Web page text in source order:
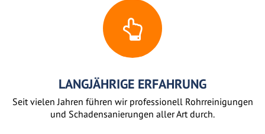
LANGJÄHRIGE ERFAHRUNG
Seit vielen Jahren führen wir professionell Rohrreinigungen
und Schadensanierungen aller Art durch.